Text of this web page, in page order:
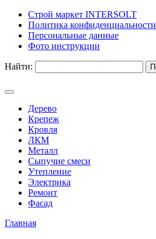
Строй маркет INTERSOLT
Политика конфиденциальности
Персональные данные
Фото инструкции
Найти:
Дерево
Крепеж
Кровля
ЛКМ
Металл
Сыпучие смеси
Утепление
Электрика
Ремонт
Фасад
Главная